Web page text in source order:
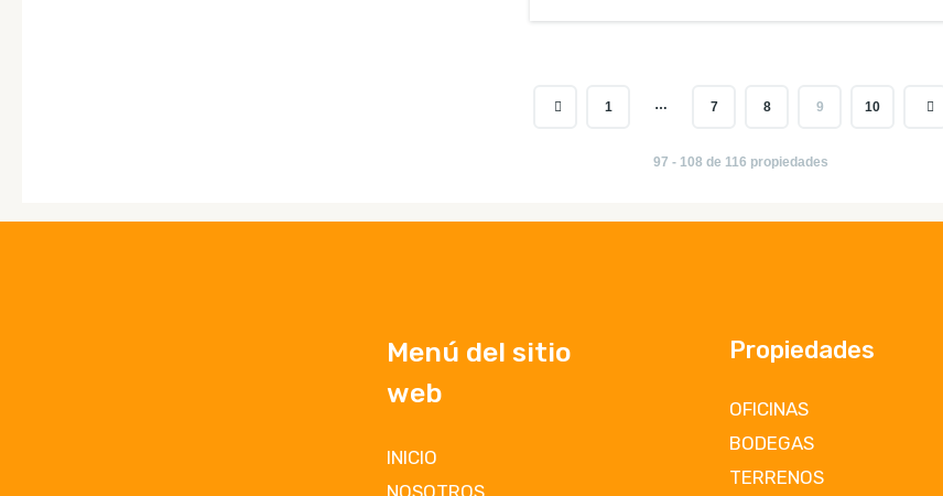
1 … 7 8 9 10
97 - 108 de 116 propiedades
Menú del sitio
web
INICIO
NOSOTROS
Propiedades
OFICINAS
BODEGAS
TERRENOS